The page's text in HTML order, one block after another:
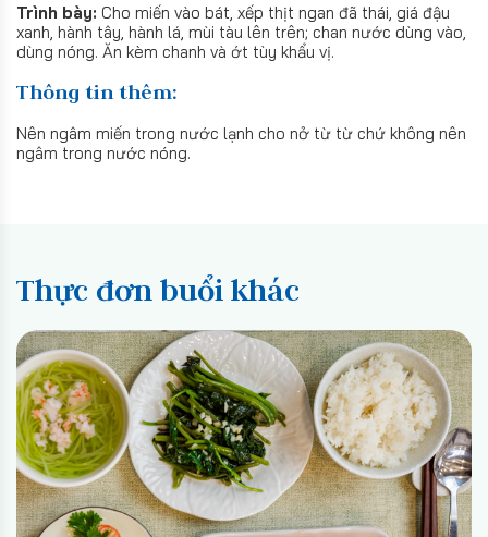
Trình bày: Cho miến vào bát, xếp thịt ngan đã thái, giá đậu
xanh, hành tây, hành lá, mùi tàu lên trên; chan nước dùng vào,
dùng nóng. Ăn kèm chanh và ớt tùy khẩu vị.
Thông tin thêm:
Nên ngâm miến trong nước lạnh cho nở từ từ chứ không nên
ngâm trong nước nóng.
Thực đơn buổi khác